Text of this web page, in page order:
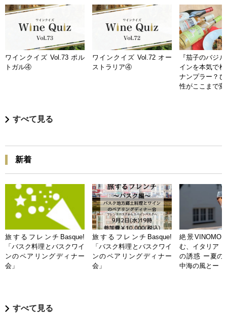
ワインクイズ Vol.73 ポル
トガル④
ワインクイズ Vol.72 オー
ストラリア④
『茄子のバジ
インを本気で
ナンプラー？
性がここまで
すべて見る
新着
旅するフレンチBasque!
「バスク料理とバスクワイ
ンのペアリングディナー
会」
旅するフレンチBasque!
「バスク料理とバスクワイ
ンのペアリングディナー
会」
絶景
む、イタリア
の誘惑 ー夏の
中海の風とー
すべて見る